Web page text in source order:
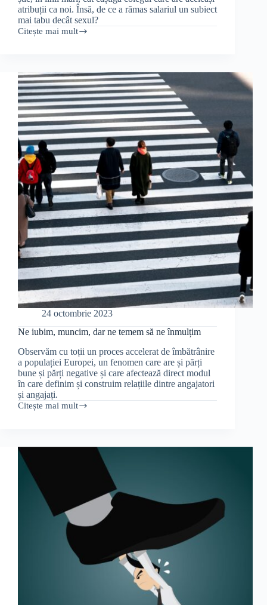
atribuții ca noi. Însă, de ce a rămas salariul un subiect
mai tabu decât sexul?
Citește mai mult
Salariile
un
subiect
tabu?
Ce
se
întâmplă
când
colegii
vorbesc
deschis
despre
salarii?
24 octombrie 2023
Ne iubim, muncim, dar ne temem să ne înmulțim
Observăm cu toții un proces accelerat de îmbătrânire
a populației Europei, un fenomen care are și părți
bune și părți negative și care afectează direct modul
în care definim și construim relațiile dintre angajatori
și angajați.
Citește mai mult
Ne
ne
temem
înmulțim